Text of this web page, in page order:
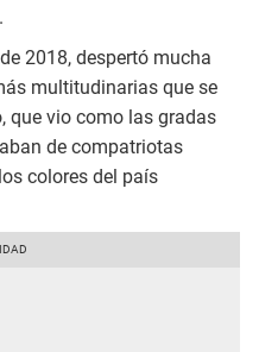
2018, despertó mucha
multitudinarias que se
que vio como las gradas
de compatriotas
colores del país